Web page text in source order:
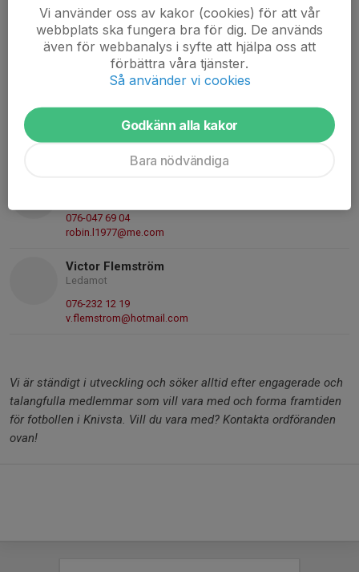
Erik Bergström
Ledamot
073-637 72 08
domare@knivstaik.se
Ledamot, ekonomi
070-543 98 76
ekonomi.fotboll@knivstaik.se
076-047 69 04
robin.l1977@me.com
Victor Flemström
Ledamot
076-232 12 19
v.flemstrom@hotmail.com
Vi är ständigt i utveckling och söker alltid efter engagerade och
talangfulla medlemmar som vill vara med och forma framtiden
för fotbollen i Knivsta. Vill du vara med? Kontakta ordföranden
ovan!
Vi använder oss av kakor (cookies) för att vår
webbplats ska fungera bra för dig. De används
även för webbanalys i syfte att hjälpa oss att
förbättra våra tjänster.
Så använder vi cookies
Godkänn alla kakor
Bara nödvändiga